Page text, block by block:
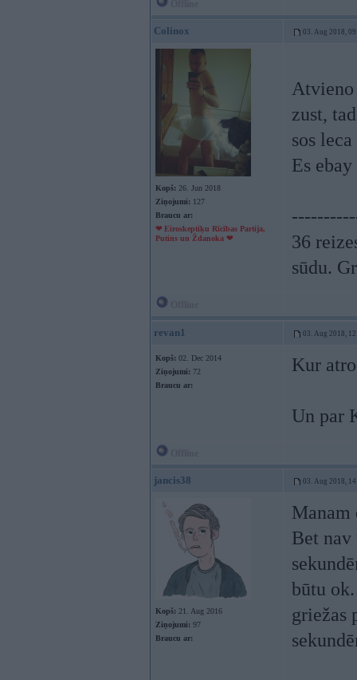
Colinox 03. Aug 2018,
Kopš: 26. Jun 2018
Ziņojumi: 127
Braucu ar:
❤ Eiroskeptiķu Rīcības Partija,
Putins un Ždanoka ❤
Atvieno
zust,
sos
Es
36
sūdu.
revan1 03. Aug 2018,
Kopš: 02. Dec 2014
Ziņojumi: 72
Braucu ar:
Kur
Un par
jancis38 03. Aug 2018,
Kopš: 21. Aug 2016
Ziņojumi: 97
Braucu ar:
Manam
Bet nav
būtu
griežas